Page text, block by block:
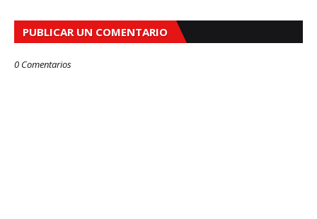
PUBLICAR UN COMENTARIO
0 Comentarios